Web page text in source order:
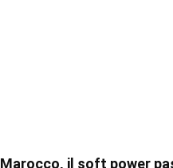
Marocco, il soft power